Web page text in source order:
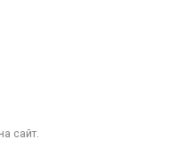
сайт.